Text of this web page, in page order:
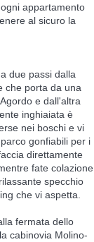
appartamento
al sicuro la
due passi dalla
che porta da una
e dall'altra
inghiaiata è
nei boschi e vi
gonfiabili per i
direttamente
fate colazione
specchio
che vi aspetta.
fermata dello
cabinovia Molino-